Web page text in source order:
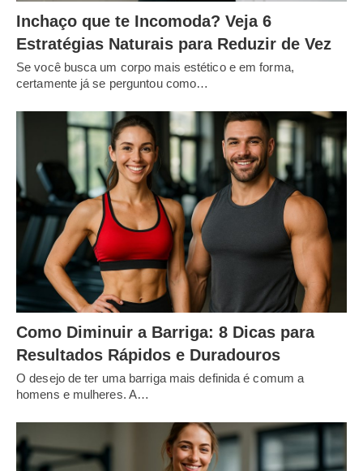
Inchaço que te Incomoda? Veja 6
Estratégias Naturais para Reduzir de Vez
Se você busca um corpo mais estético e em forma,
certamente já se perguntou como…
Como Diminuir a Barriga: 8 Dicas para
Resultados Rápidos e Duradouros
O desejo de ter uma barriga mais definida é comum a
homens e mulheres. A…